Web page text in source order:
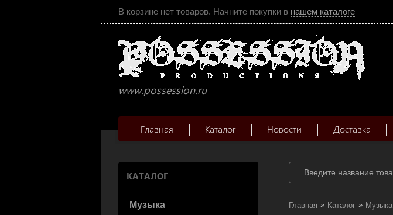
В корзине нет товаров. Начните покупки в нашем каталоге
www.possession.ru
Главная Каталог Новости Доставка
КАТАЛОГ
Музыка
Главная » Каталог » Музыка